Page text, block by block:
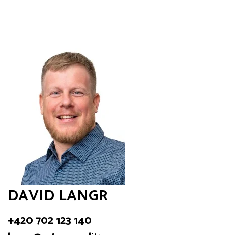
DAVID LANGR
+420 702 123 140